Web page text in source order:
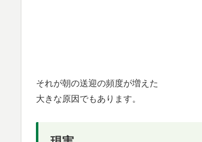
それが朝の送迎の頻度が増えた
大きな原因でもあります。